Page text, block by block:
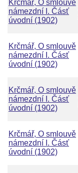
Krčmář, O smlouvě
námezdní I. Čásť
úvodní (1902)
Krčmář, O smlouvě
námezdní I. Čásť
úvodní (1902)
Krčmář, O smlouvě
námezdní I. Čásť
úvodní (1902)
Krčmář, O smlouvě
námezdní I. Čásť
úvodní (1902)